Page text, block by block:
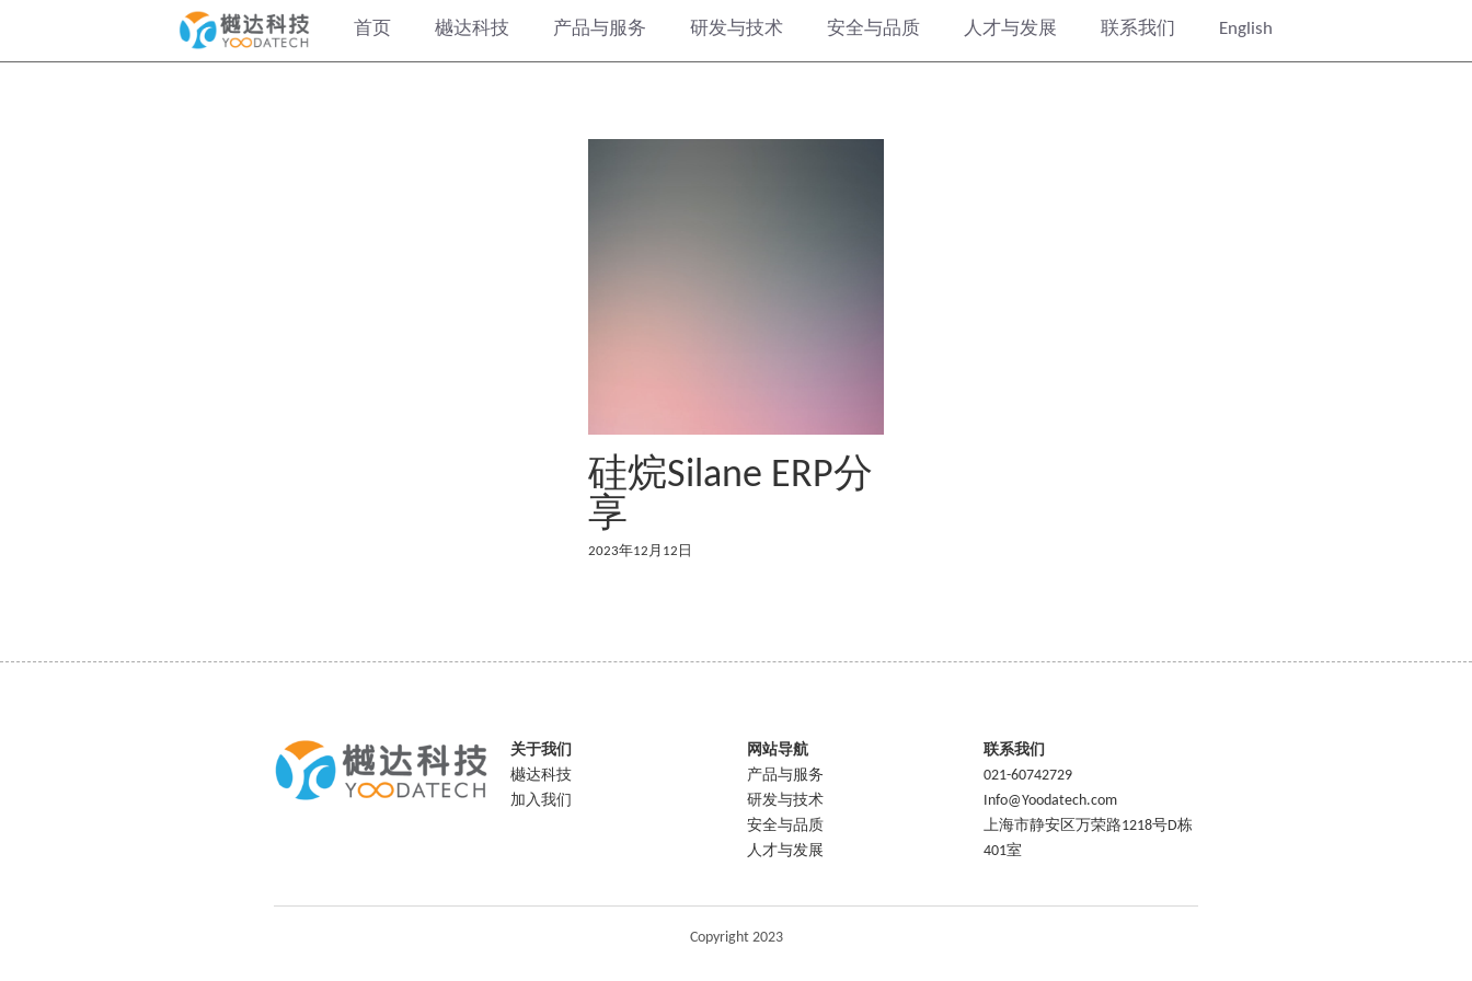
首页 樾达科技 产品与服务 研发与技术 安全与品质 人才与发展 联系我们 English
硅烷Silane ERP分
享
2023年12月12日
关于我们
樾达科技
加入我们
网站导航
产品与服务
研发与技术
安全与品质
人才与发展
联系我们
021-60742729
Info@Yoodatech.com
上海市静安区万荣路1218号D栋
401室
Copyright 2023